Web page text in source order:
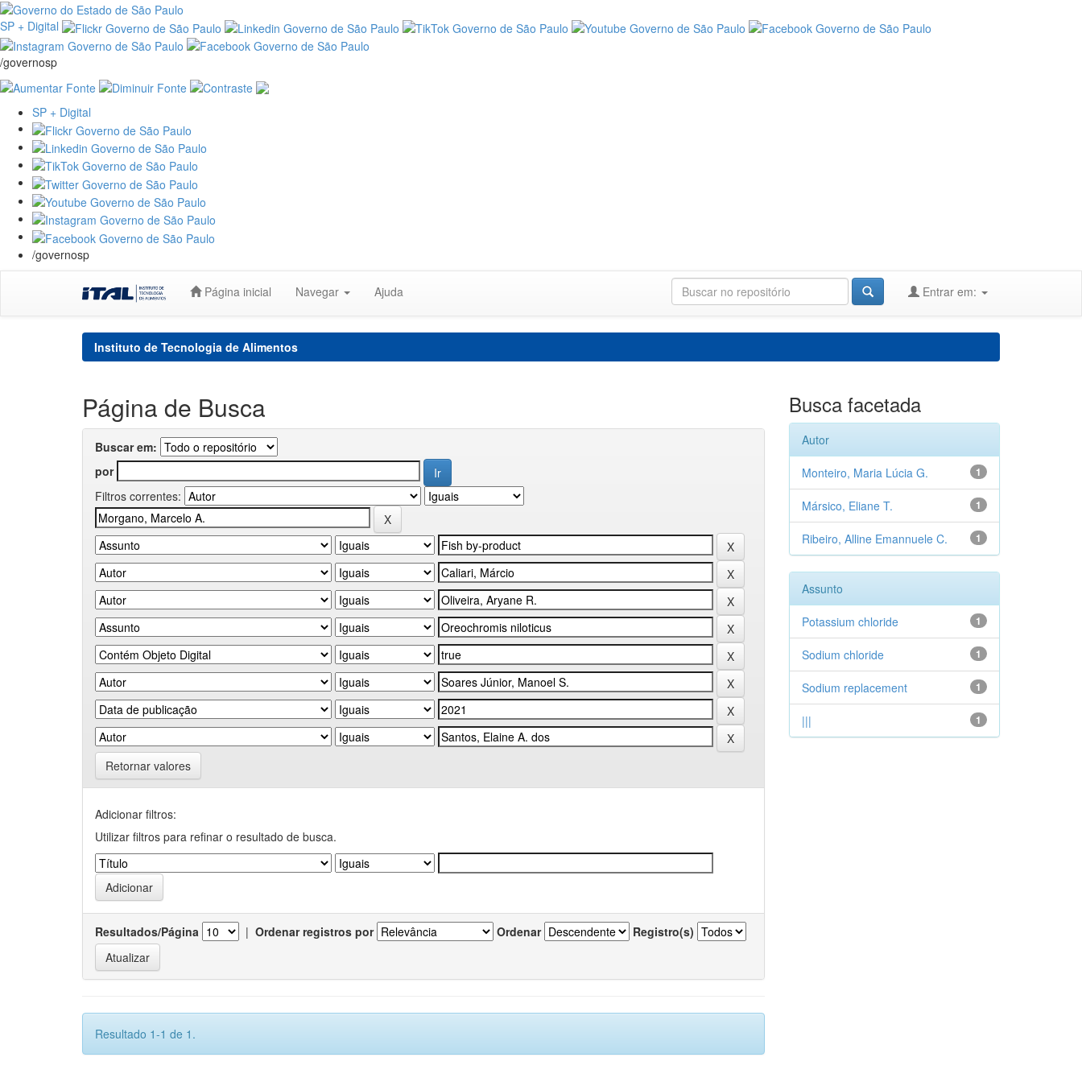
SP + Digital
/governosp
SP + Digital
/governosp
Página inicial Navegar Ajuda Entrar em:
Instituto de Tecnologia de Alimentos
Página de Busca
Buscar em:
por
Filtros correntes:
Retornar valores
Adicionar filtros:
Utilizar filtros para refinar o resultado de busca.
Resultados/Página | Ordenar registros por Ordenar Registro(s)
Resultado 1-1 de 1.
Busca facetada
Autor
1
Monteiro, Maria Lúcia G.
1
Mársico, Eliane T.
1
Ribeiro, Alline Emannuele C.
Assunto
1
Potassium chloride
1
Sodium chloride
1
Sodium replacement
1
|||